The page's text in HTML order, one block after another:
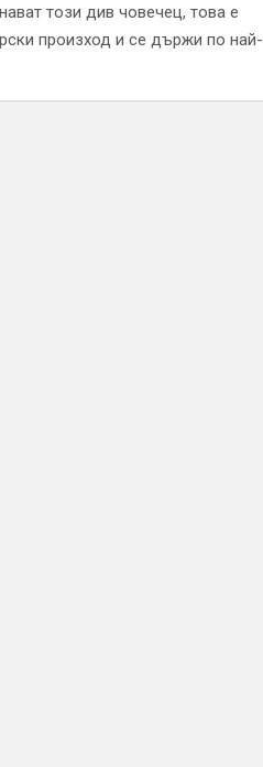
този див човечец, това е
произход и се държи по най-